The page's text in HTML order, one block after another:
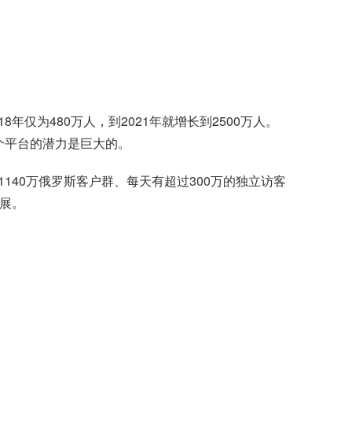
仅为480万人，到2021年就增长到2500万人。
台的潜力是巨大的。
万俄罗斯客户群、每天有超过300万的独立访客
。